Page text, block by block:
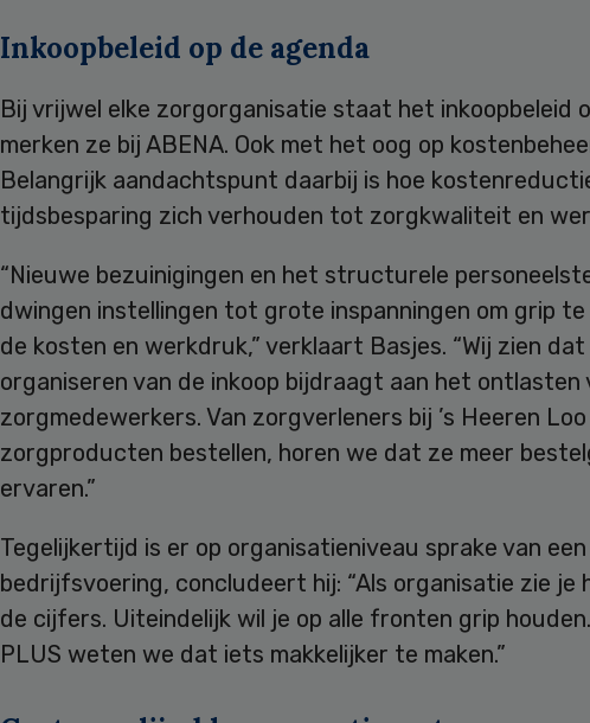
Inkoopbeleid op de agenda
Bij vrijwel elke zorgorganisatie staat het inkoopbeleid
merken ze bij ABENA. Ook met het oog op
Belangrijk aandachtspunt daarbij is hoe
tijdsbesparing zich verhouden tot zorgkwaliteit en
“Nieuwe bezuinigingen en het structurele
dwingen instellingen tot grote inspanningen om grip te
de kosten en werkdruk,” verklaart Basjes. “Wij zien
organiseren van de inkoop bijdraagt aan het ontlasten
zorgmedewerkers. Van zorgverleners bij ’s Heeren
zorgproducten bestellen, horen we dat ze meer
ervaren.”
Tegelijkertijd is er op organisatieniveau sprake van
bedrijfsvoering, concludeert hij: “Als organisatie zie je
de cijfers. Uiteindelijk wil je op alle fronten grip
PLUS weten we dat iets makkelijker te maken.”